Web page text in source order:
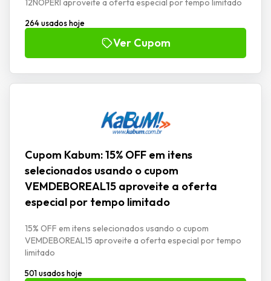
12NOPERI aproveite a oferta especial por tempo limitado
264 usados hoje
Ver Cupom
Cupom Kabum: 15% OFF em itens
selecionados usando o cupom
VEMDEBOREAL15 aproveite a oferta
especial por tempo limitado
15% OFF em itens selecionados usando o cupom
VEMDEBOREAL15 aproveite a oferta especial por tempo
limitado
501 usados hoje